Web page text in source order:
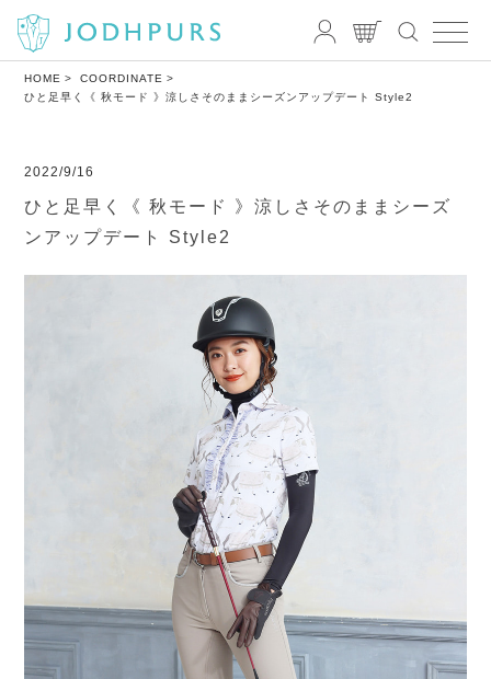
HOME
COORDINATE
ひと足早く《 秋モード 》涼しさそのままシーズンアップデート Style2
2022/9/16
ひと足早く《 秋モード 》涼しさそのままシーズ
ンアップデート Style2